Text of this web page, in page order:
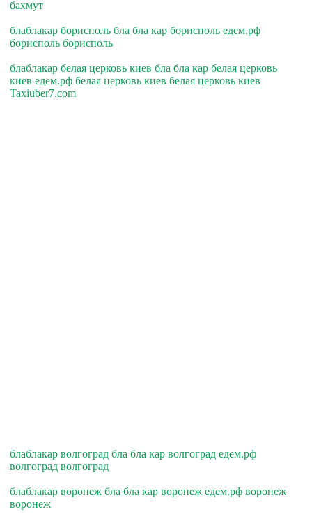
бахмут
блаблакар борисполь бла бла кар борисполь едем.рф
борисполь борисполь
блаблакар белая церковь киев бла бла кар белая церковь
киев едем.рф белая церковь киев белая церковь киев
Taxiuber7.com
блаблакар волгоград бла бла кар волгоград едем.рф
волгоград волгоград
блаблакар воронеж бла бла кар воронеж едем.рф воронеж
воронеж